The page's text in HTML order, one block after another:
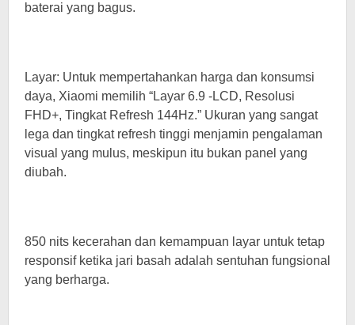
baterai yang bagus.
Layar: Untuk mempertahankan harga dan konsumsi
daya, Xiaomi memilih “Layar 6.9 -LCD, Resolusi
FHD+, Tingkat Refresh 144Hz.” Ukuran yang sangat
lega dan tingkat refresh tinggi menjamin pengalaman
visual yang mulus, meskipun itu bukan panel yang
diubah.
850 nits kecerahan dan kemampuan layar untuk tetap
responsif ketika jari basah adalah sentuhan fungsional
yang berharga.